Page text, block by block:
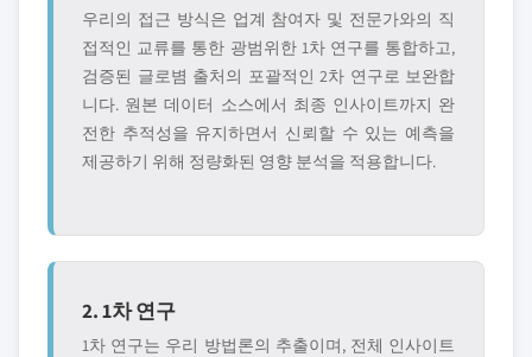
우리의 접근 방식은 업계 참여자 및 전문가와의 직
접적인 교류를 통한 광범위한 1차 연구를 통합하고,
검증된 글로볌 출처의 포괄적인 2차 연구로 보완합
니다. 원본 데이터 소스에서 최종 인사이트까지 완
전한 추적성을 유지하면서 신뢰할 수 있는 예측을
제공하기 위해 정량화된 영향 분석을 적용합니다.
2. 1차 연구
1차 연구는 우리 방법론의 추출이며, 전체 인사이트